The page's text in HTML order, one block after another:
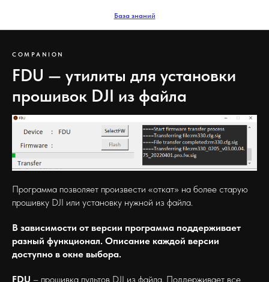
База знаний
COMPANION
FDU — утилиты для установки
прошивок DJI из файла
Программа позволяет произвести «откат» на более старую
прошивку DJI или установку нужной из файла.
В зависимости от версии программа поддерживает
разный функционал. Описание каждой версии
доступно в окне выбора.
FDU – прошивка пультов DJI из файла. Поддерживает все